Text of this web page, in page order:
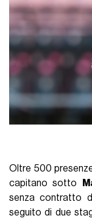
Oltre 500
capitano sotto
senza contratto
seguito di due